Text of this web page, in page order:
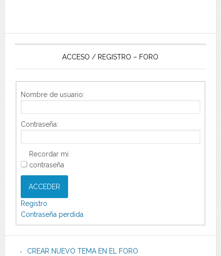
ACCESO / REGISTRO – FORO
Nombre de usuario:
Contraseña:
Recordar mi
contraseña
ACCEDER
Registro
Contraseña perdida
CREAR NUEVO TEMA EN EL FORO